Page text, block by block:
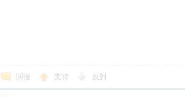
回復 支持 反對